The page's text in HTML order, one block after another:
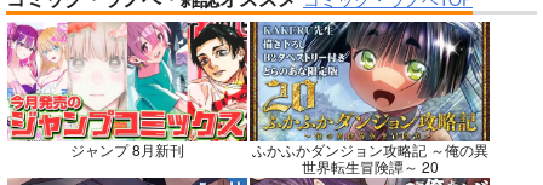
ジャンプ 8月新刊
ふかふかダンジョン攻略記 ～俺の異
世界転生冒険譚～ 20